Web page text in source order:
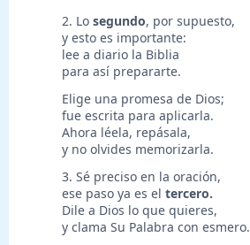
2. Lo segundo, por supuesto,
y esto es importante:
lee a diario la Biblia
para así prepararte.
Elige una promesa de Dios;
fue escrita para aplicarla.
Ahora léela, repásala,
y no olvides memorizarla.
3. Sé preciso en la oración,
ese paso ya es el tercero.
Dile a Dios lo que quieres,
y clama Su Palabra con esmero.